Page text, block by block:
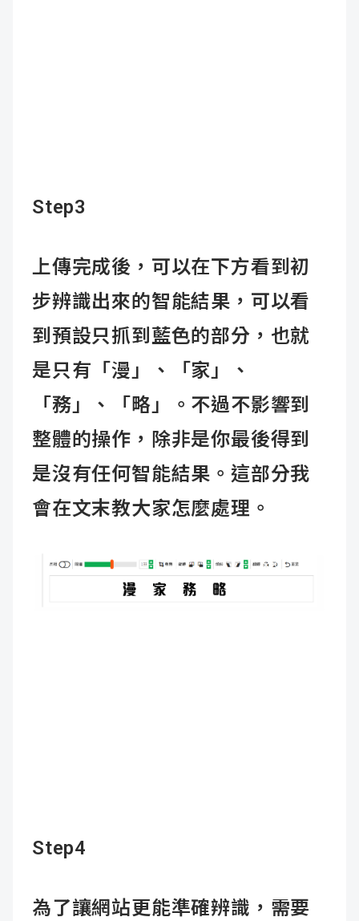
Step3
上傳完成後，可以在下方看到初
步辨識出來的智能結果，可以看
到預設只抓到藍色的部分，也就
是只有「漫」、「家」、
「務」、「略」。不過不影響到
整體的操作，除非是你最後得到
是沒有任何智能結果。這部分我
會在文末教大家怎麼處理。
Step4
為了讓網站更能準確辨識，需要